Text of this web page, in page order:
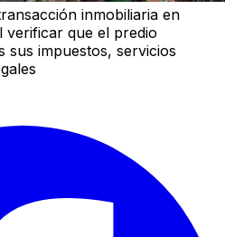
inmobiliaria en
verificar que el predio
sus impuestos, servicios